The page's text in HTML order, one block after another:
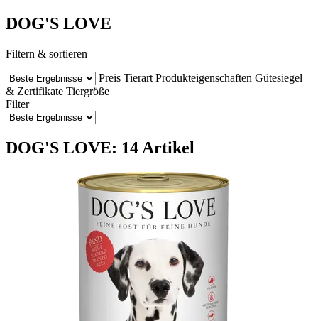
DOG'S LOVE
Filtern & sortieren
Preis Tierart Produkteigenschaften Gütesiegel
& Zertifikate Tiergröße
Filter
DOG'S LOVE: 14 Artikel